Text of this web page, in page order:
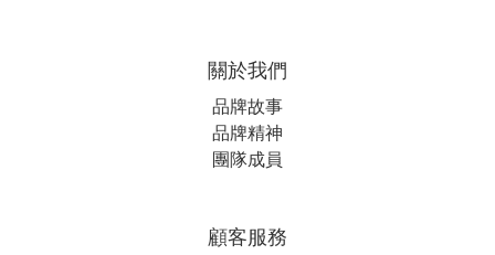
關於我們
品牌故事
品牌精神
團隊成員
顧客服務